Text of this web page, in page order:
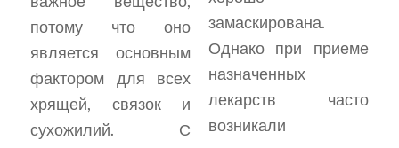
потому что оно
является основным
фактором для всех
хрящей, связок и
сухожилий. С
замаскирована.
Однако при приеме
назначенных
лекарств часто
возникали